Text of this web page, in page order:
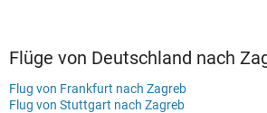
Flüge von Deutschland nach
Flug von Frankfurt nach Zagreb
Flug von Stuttgart nach Zagreb